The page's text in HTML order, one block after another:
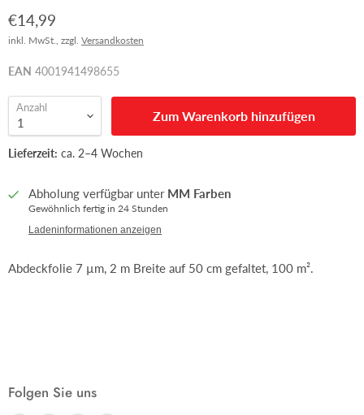
€14,99
inkl. MwSt., zzgl. Versandkosten
EAN 4001941498655
Anzahl
Zum Warenkorb hinzufügen
Lieferzeit: ca. 2–4 Wochen
Abholung verfügbar unter MM Farben
Gewöhnlich fertig in 24 Stunden
Ladeninformationen anzeigen
Abdeckfolie 7 µm, 2 m Breite auf 50 cm gefaltet, 100 m².
Folgen Sie uns